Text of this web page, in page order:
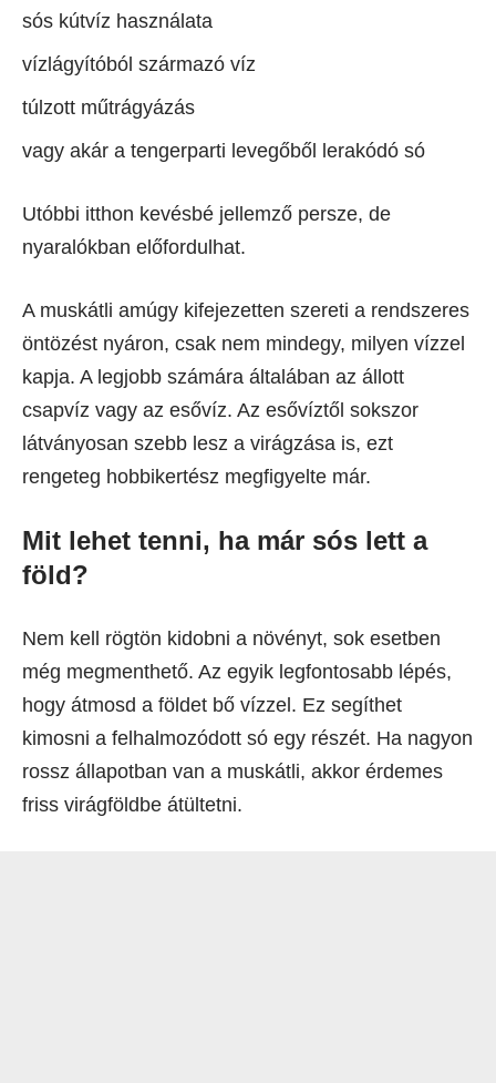
sós kútvíz használata
vízlágyítóból származó víz
túlzott műtrágyázás
vagy akár a tengerparti levegőből lerakódó só
Utóbbi itthon kevésbé jellemző persze, de
nyaralókban előfordulhat.
A muskátli amúgy kifejezetten szereti a rendszeres
öntözést nyáron, csak nem mindegy, milyen vízzel
kapja. A legjobb számára általában az állott
csapvíz vagy az esővíz. Az esővíztől sokszor
látványosan szebb lesz a virágzása is, ezt
rengeteg hobbikertész megfigyelte már.
Mit lehet tenni, ha már sós lett a
föld?
Nem kell rögtön kidobni a növényt, sok esetben
még megmenthető. Az egyik legfontosabb lépés,
hogy átmosd a földet bő vízzel. Ez segíthet
kimosni a felhalmozódott só egy részét. Ha nagyon
rossz állapotban van a muskátli, akkor érdemes
friss virágföldbe átültetni.